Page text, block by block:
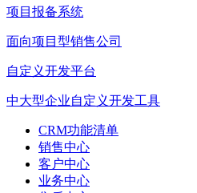
项目报备系统
面向项目型销售公司
自定义开发平台
中大型企业自定义开发工具
CRM功能清单
销售中心
客户中心
业务中心